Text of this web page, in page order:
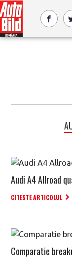
Audi A4 Allroad
CITESTE ARTICOLUL
Comparatie